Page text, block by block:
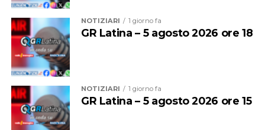
NOTIZIARI 1 giorno fa
GR Latina – 5 agosto 2026 ore 18
NOTIZIARI 1 giorno fa
GR Latina – 5 agosto 2026 ore 15